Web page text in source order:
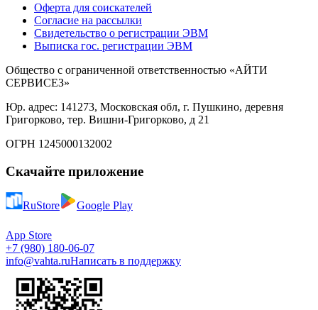
Оферта для соискателей
Согласие на рассылки
Свидетельство о регистрации ЭВМ
Выписка гос. регистрации ЭВМ
Общество с ограниченной ответственностью «АЙТИ
СЕРВИСЕЗ»
Юр. адрес: 141273, Московская обл, г. Пушкино, деревня
Григорково, тер. Вишни-Григорково, д 21
ОГРН 1245000132002
Скачайте приложение
RuStore Google Play
App Store
+7 (980) 180-06-07
info@vahta.ruНаписать в поддержку